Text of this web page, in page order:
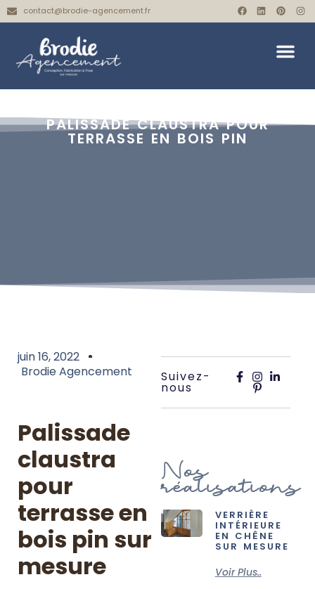
contact@brodie-agencement.fr
PALISSADE CLAUSTRA POUR
TERRASSE EN BOIS PIN
juin 16, 2022
Brodie Agencement
Palissade
claustra
pour
terrasse en
bois pin sur
mesure
Suivez-
nous
Nos
réalisations
VERRIÈRE
INTÉRIEURE
EN CHÊNE
SUR MESURE
Voir Plus..